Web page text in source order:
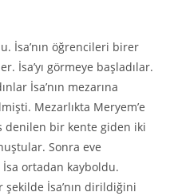
İsa’nın öğrencileri birer
İsa’yı görmeye başladılar.
İsa’nın mezarına
Mezarlıkta Meryem’e
denilen bir kente giden iki
Sonra eve
ortadan kayboldu.
şekilde İsa’nın dirildiğini